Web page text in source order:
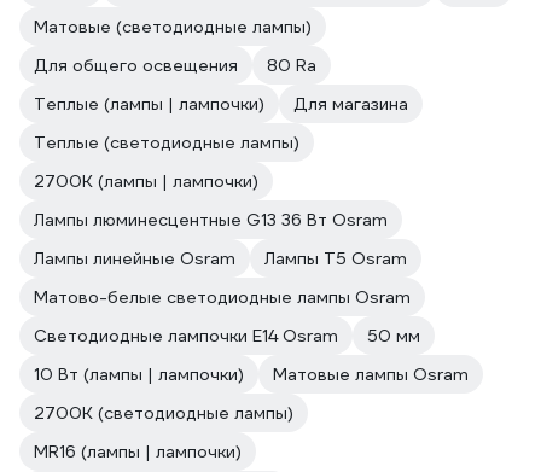
Матовые (светодиодные лампы)
Для общего освещения
80 Ra
Теплые (лампы | лампочки)
Для магазина
Теплые (светодиодные лампы)
2700К (лампы | лампочки)
Лампы люминесцентные G13 36 Вт Osram
Лампы линейные Osram
Лампы T5 Osram
Матово-белые светодиодные лампы Osram
Светодиодные лампочки E14 Osram
50 мм
10 Вт (лампы | лампочки)
Матовые лампы Osram
2700К (светодиодные лампы)
MR16 (лампы | лампочки)